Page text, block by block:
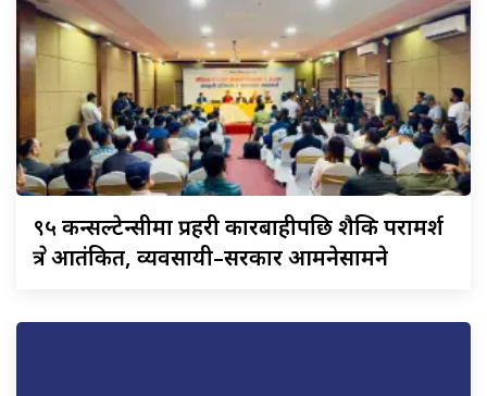
९५ कन्सल्टेन्सीमा प्रहरी कारबाहीपछि शैक्षिक परामर्श
क्षेत्र आतंकित, व्यवसायी–सरकार आमनेसामने